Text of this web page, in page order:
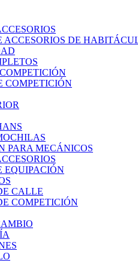
ACCESORIOS DE
COMPETICIÓN
PARA MECÁNICOS
EQUIPACIÓN
CALLE
COMPETICIÓN